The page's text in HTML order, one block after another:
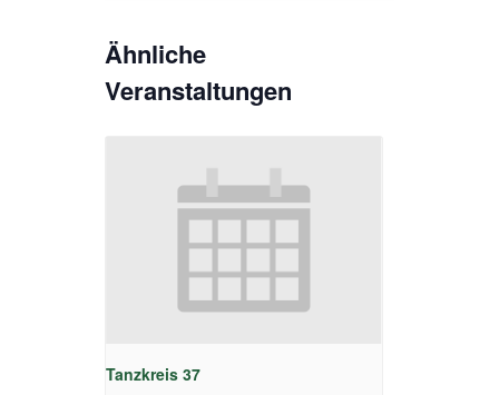
Ähnliche
Veranstaltungen
Tanzkreis 37